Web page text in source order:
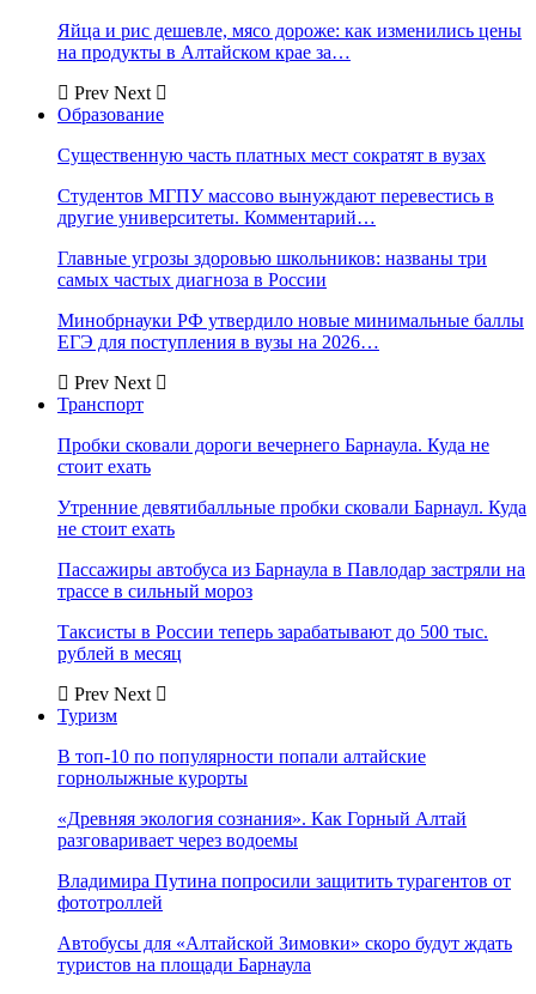
Яйца и рис дешевле, мясо дороже: как изменились цены
на продукты в Алтайском крае за…
Prev Next
Образование
Существенную часть платных мест сократят в вузах
Студентов МГПУ массово вынуждают перевестись в
другие университеты. Комментарий…
Главные угрозы здоровью школьников: названы три
самых частых диагноза в России
Минобрнауки РФ утвердило новые минимальные баллы
ЕГЭ для поступления в вузы на 2026…
Prev Next
Транспорт
Пробки сковали дороги вечернего Барнаула. Куда не
стоит ехать
Утренние девятибалльные пробки сковали Барнаул. Куда
не стоит ехать
Пассажиры автобуса из Барнаула в Павлодар застряли на
трассе в сильный мороз
Таксисты в России теперь зарабатывают до 500 тыс.
рублей в месяц
Prev Next
Туризм
В топ-10 по популярности попали алтайские
горнолыжные курорты
«Древняя экология сознания». Как Горный Алтай
разговаривает через водоемы
Владимира Путина попросили защитить турагентов от
фототроллей
Автобусы для «Алтайской Зимовки» скоро будут ждать
туристов на площади Барнаула